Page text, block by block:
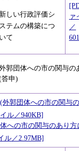
新しい行政評価シ
ステムの構築につ
いて
ァ
／
郭団体への市の関与の
答申)
外郭団体への市の関与
ル／940KB]
への市の関与のあり方
ル／2.97MB]